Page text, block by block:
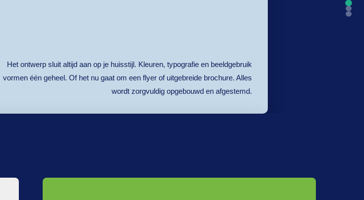
Het ontwerp sluit altijd aan op je huisstijl. Kleuren, typografie en beeldgebruik
vormen één geheel. Of het nu gaat om een flyer of uitgebreide brochure. Alles
wordt zorgvuldig opgebouwd en afgestemd.